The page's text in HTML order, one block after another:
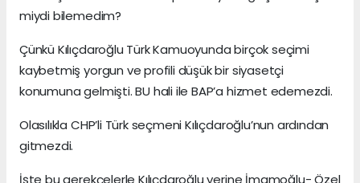
miydi bilemedim?
Çünkü Kılıçdaroğlu Türk Kamuoyunda birçok seçimi
kaybetmiş yorgun ve profili düşük bir siyasetçi
konumuna gelmişti. BU hali ile BAP’a hizmet edemezdi.
Olasılıkla CHP’li Türk seçmeni Kılıçdaroğlu’nun ardından
gitmezdi.
İşte bu gerekçelerle Kılıçdaroğlu yerine İmamoğlu- Özel